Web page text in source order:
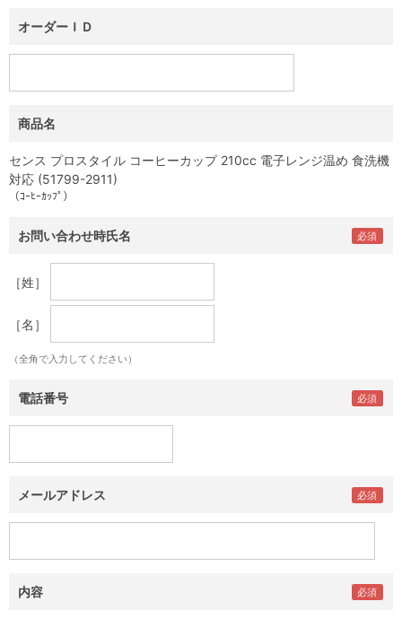
オーダーＩＤ
商品名
センス プロスタイル コーヒーカップ 210cc 電子レンジ温め 食洗機
対応 (51799-2911)
（ｺｰﾋｰｶｯﾌﾟ）
お問い合わせ時氏名
［姓］
［名］
（全角で入力してください）
電話番号
メールアドレス
内容